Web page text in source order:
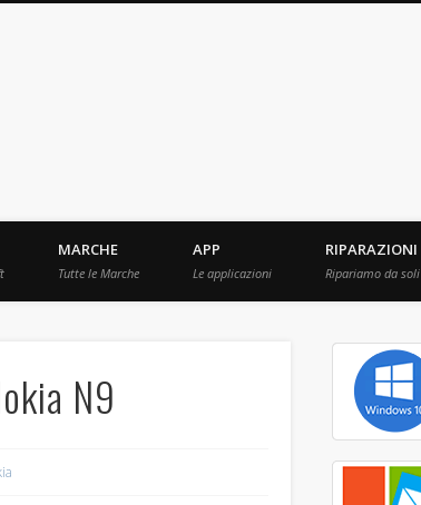
MARCHE
Tutte le Marche
APP
Le applicazioni
RIPARAZIONI
Ripariamo da soli
N9